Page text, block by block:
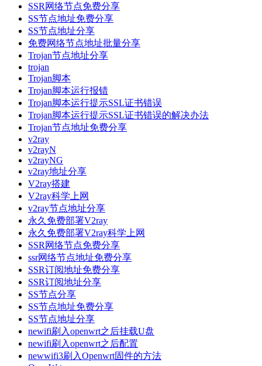
SSR网络节点免费分享
SS节点地址免费分享
SS节点地址分享
免费网络节点地址批量分享
Trojan节点地址分享
trojan
Trojan脚本
Trojan脚本运行报错
Trojan脚本运行提示SSL证书错误
Trojan脚本运行提示SSL证书错误的解决办法
Trojan节点地址免费分享
v2ray
v2rayN
v2rayNG
v2ray地址分享
V2ray搭建
V2ray科学上网
v2ray节点地址分享
永久免费部署V2ray
永久免费部署V2ray科学上网
SSR网络节点免费分享
ssr网络节点地址免费分享
SSR订阅地址免费分享
SSR订阅地址分享
SS节点分享
SS节点地址免费分享
SS节点地址分享
newifi刷入openwrt之后挂载U盘
newifi刷入openwrt之后配置
newwifi3刷入Openwrt固件的方法